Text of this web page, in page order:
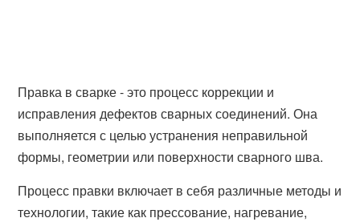
Правка в сварке - это процесс коррекции и
исправления дефектов сварных соединений. Она
выполняется с целью устранения неправильной
формы, геометрии или поверхности сварного шва.
Процесс правки включает в себя различные методы и
технологии, такие как прессование, нагревание,